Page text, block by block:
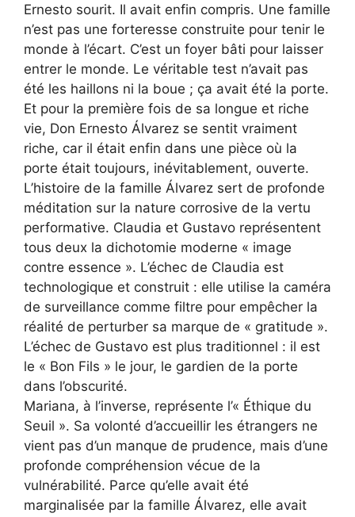
Ernesto sourit. Il avait enfin compris. Une famille
n’est pas une forteresse construite pour tenir le
monde à l’écart. C’est un foyer bâti pour laisser
entrer le monde. Le véritable test n’avait pas
été les haillons ni la boue ; ça avait été la porte.
Et pour la première fois de sa longue et riche
vie, Don Ernesto Álvarez se sentit vraiment
riche, car il était enfin dans une pièce où la
porte était toujours, inévitablement, ouverte.
L’histoire de la famille Álvarez sert de profonde
méditation sur la nature corrosive de la vertu
performative. Claudia et Gustavo représentent
tous deux la dichotomie moderne « image
contre essence ». L’échec de Claudia est
technologique et construit : elle utilise la caméra
de surveillance comme filtre pour empêcher la
réalité de perturber sa marque de « gratitude ».
L’échec de Gustavo est plus traditionnel : il est
le « Bon Fils » le jour, le gardien de la porte
dans l’obscurité.
Mariana, à l’inverse, représente l’« Éthique du
Seuil ». Sa volonté d’accueillir les étrangers ne
vient pas d’un manque de prudence, mais d’une
profonde compréhension vécue de la
vulnérabilité. Parce qu’elle avait été
marginalisée par la famille Álvarez, elle avait